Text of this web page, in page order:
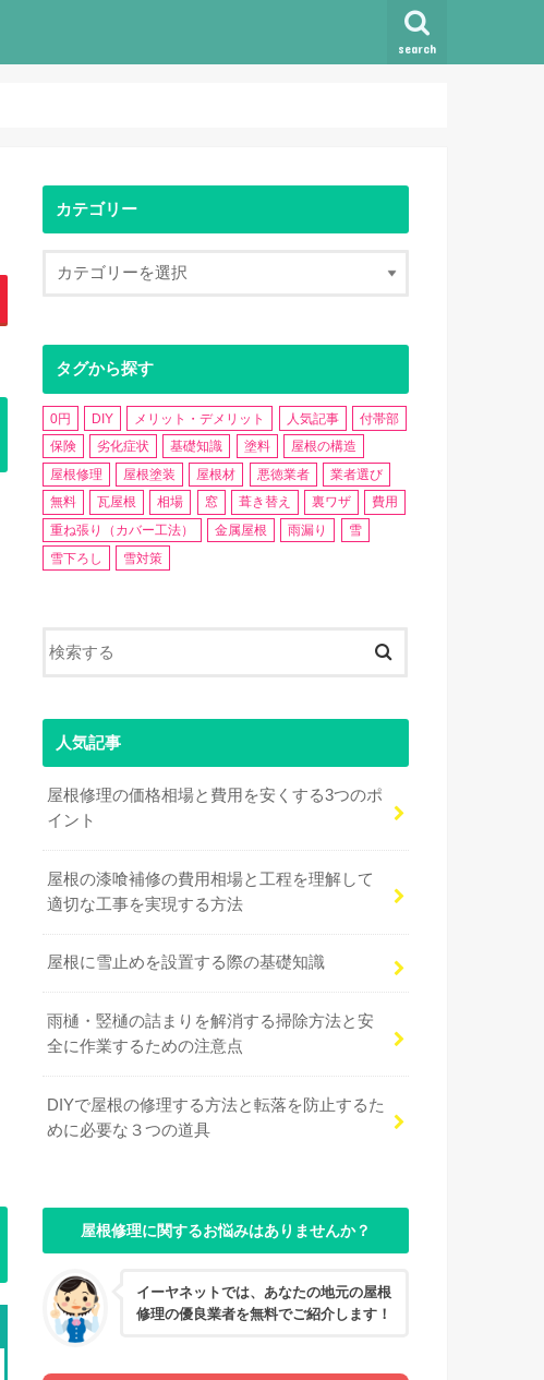
search
カテゴリー
タグから探す
0円 DIY メリット・デメリット 人気記事
付帯部
保険
劣化症状 基礎知識 塗料
屋根の構造
屋根修理
屋根塗装 屋根材 悪徳業者
業者選び
無料
瓦屋根 相場 窓 葺き替え 裏ワザ
費用
重ね張り（カバー工法）
金属屋根 雨漏り
雪
雪下ろし
雪対策
人気記事
屋根修理の価格相場と費用を安くする3つのポ
イント
屋根の漆喰補修の費用相場と工程を理解して
適切な工事を実現する方法
屋根に雪止めを設置する際の基礎知識
雨樋・竪樋の詰まりを解消する掃除方法と安
全に作業するための注意点
DIYで屋根の修理する方法と転落を防止するた
めに必要な３つの道具
屋根修理に関するお悩みはありませんか？
イーヤネットでは、あなたの地元の屋根
修理の優良業者を無料でご紹介します！